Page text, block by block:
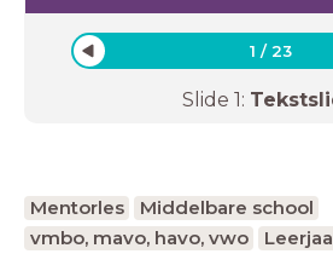
1 /23
Slide 1:
Mentorles
Middelbare school
vmbo, mavo, havo, vwo